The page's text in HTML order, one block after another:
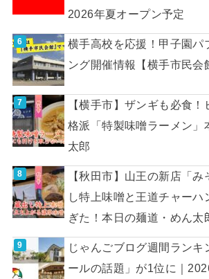
2026年夏オープン予定
横手高校を応援！甲子園パ
ング開催情報【横手市民会
【横手市】ザンギも必食
格派「特製味噌ラーメン」
太郎
【秋田市】山王の新店「
し特上味噌と王道チャーハ
ぎた！本日の麺道・めん太
じゃんごブログ週間ランキ
ールの話題」が1位に｜